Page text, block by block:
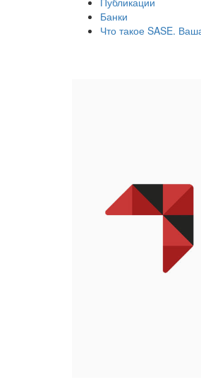
Банки
Что такое SASE.